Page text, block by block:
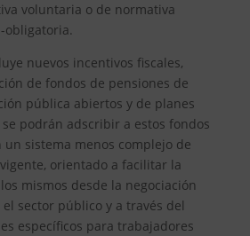
voluntaria o de normativa
obligatoria.
nuevos incentivos fiscales,
de fondos de pensiones de
pública abiertos y de planes
podrán adscribir a estos fondos
sistema menos complejo de
orientado a facilitar la
mismos desde la negociación
sector público y a través del
específicos para trabajadores